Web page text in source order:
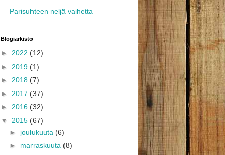
Parisuhteen neljä vaihetta
Blogiarkisto
► 2022 (12)
► 2019 (1)
► 2018 (7)
► 2017 (37)
► 2016 (32)
▼ 2015 (67)
► joulukuuta (6)
► marraskuuta (8)